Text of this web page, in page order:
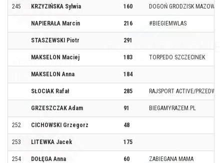
245 KRZYZIŃSKA Sylwia 160 DOGOŃ GRODZISK
NAPIERAŁA Marcin 216 #BIEGIEMWLAS
STASZEWSKI Piotr 291
MAKSELON Maciej 183 TORPEDO SZCZECINEK
MAKSELON Anna 184
SŁOCIAK Rafał 285 RAJSPORT ACTIVE/
GRZESZCZAK Adam 91 BIEGAMYRAZEM.PL
252 CICHOWSKI Grzegorz 48
253 LITEWKA Jacek 175
254 DOŁĘGA Anna 60 ZABIEGANA MAMA